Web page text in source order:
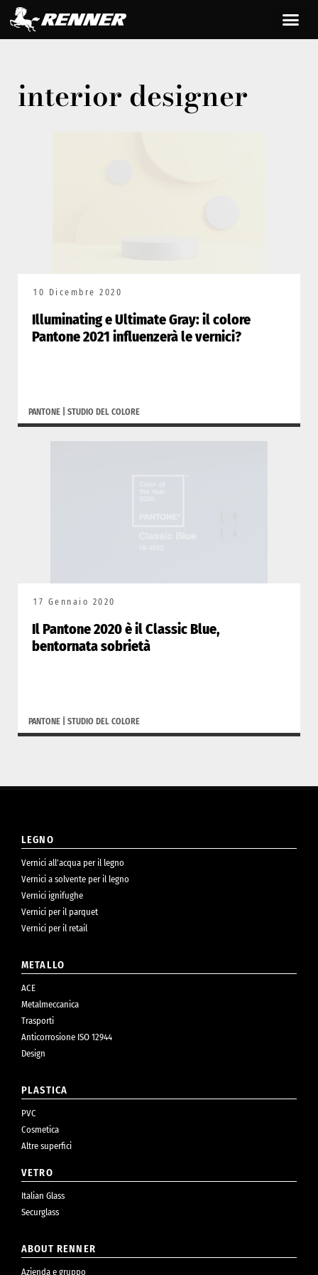
interior designer
10 Dicembre 2020
Illuminating e Ultimate Gray: il colore
Pantone 2021 influenzerà le vernici?
PANTONE STUDIO DEL COLORE
17 Gennaio 2020
Il Pantone 2020 è il Classic Blue,
bentornata sobrietà
PANTONE STUDIO DEL COLORE
LEGNO
Vernici all’acqua per il legno
Vernici a solvente per il legno
Vernici ignifughe
Vernici per il parquet
Vernici per il retail
METALLO
ACE
Metalmeccanica
Trasporti
Anticorrosione ISO 12944
Design
PLASTICA
PVC
Cosmetica
Altre superfici
VETRO
Italian Glass
Securglass
ABOUT RENNER
Azienda e gruppo